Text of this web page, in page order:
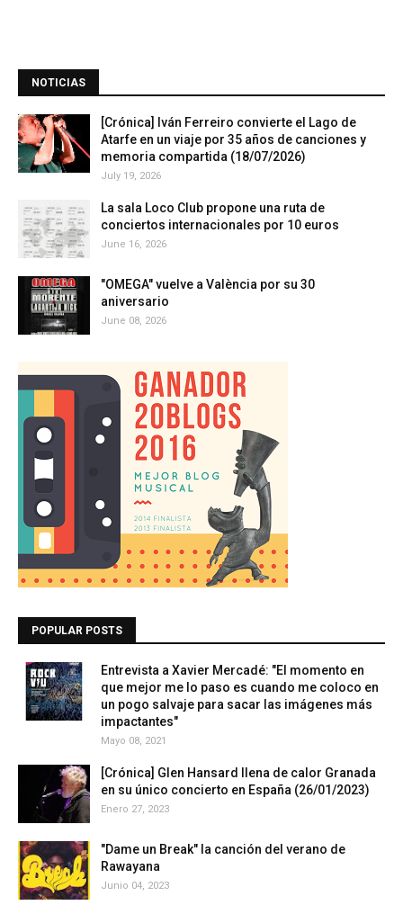
NOTICIAS
[Crónica] Iván Ferreiro convierte el Lago de
Atarfe en un viaje por 35 años de canciones y
memoria compartida (18/07/2026)
July 19, 2026
La sala Loco Club propone una ruta de
conciertos internacionales por 10 euros
June 16, 2026
"OMEGA" vuelve a València por su 30
aniversario
June 08, 2026
POPULAR POSTS
Entrevista a Xavier Mercadé: "El momento en
que mejor me lo paso es cuando me coloco en
un pogo salvaje para sacar las imágenes más
impactantes"
Mayo 08, 2021
[Crónica] Glen Hansard llena de calor Granada
en su único concierto en España (26/01/2023)
Enero 27, 2023
"Dame un Break" la canción del verano de
Rawayana
Junio 04, 2023